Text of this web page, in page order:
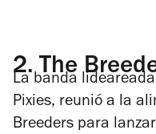
2.The
La banda
Pixies, reunió a la
Breeders para lanzar